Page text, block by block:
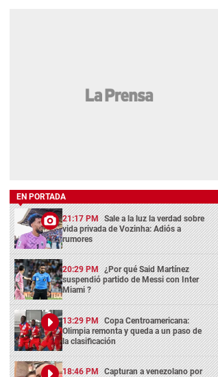
EN PORTADA
21:17 PM Sale a la luz la verdad sobre
vida privada de Vozinha: Adiós a
rumores
20:29 PM ¿Por qué Said Martínez
suspendió partido de Messi con Inter
Miami ?
13:29 PM Copa Centroamericana:
Olimpia remonta y queda a un paso de
la clasificación
18:46 PM Capturan a venezolano por